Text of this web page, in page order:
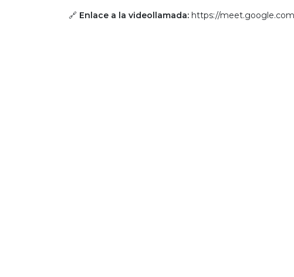
🔗 Enlace a la videollamada: https://